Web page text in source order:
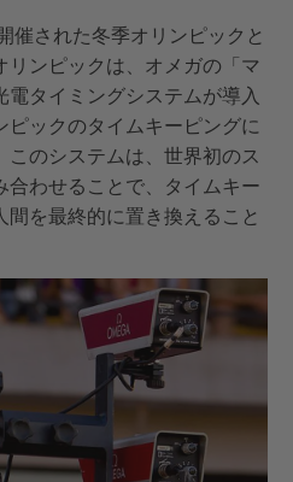
催された冬季オリンピックと
リンピックは、オメガの「マ
タイミングシステムが導入
ピックのタイムキーピングに
のシステムは、世界初のス
合わせることで、タイムキー
間を最終的に置き換えること